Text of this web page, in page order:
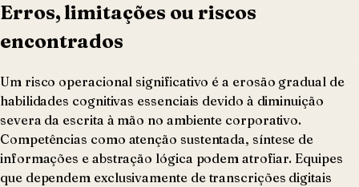
Erros, limitações ou riscos
encontrados
Um risco operacional significativo é a erosão gradual de
habilidades cognitivas essenciais devido à diminuição
severa da escrita à mão no ambiente corporativo.
Competências como atenção sustentada, síntese de
informações e abstração lógica podem atrofiar. Equipes
que dependem exclusivamente de transcrições digitais